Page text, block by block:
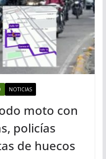
NOTICIAS
moto con
policías
de huecos